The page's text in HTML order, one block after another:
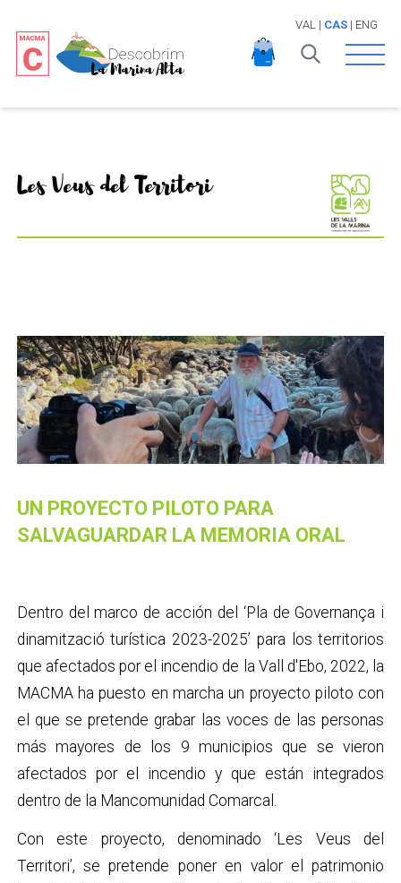
VAL | CAS| ENG
Open
Les Veus del Territori
UN PROYECTO PILOTO PARA
SALVAGUARDAR LA MEMORIA ORAL
Dentro del marco de acción del ‘Pla de Governança i
dinamització turística 2023-2025’ para los territorios
que afectados por el incendio de la Vall d'Ebo, 2022, la
MACMA ha puesto en marcha un proyecto piloto con
el que se pretende grabar las voces de las personas
más mayores de los 9 municipios que se vieron
afectados por el incendio y que están integrados
dentro de la Mancomunidad Comarcal.
Con este proyecto, denominado ‘Les Veus del
Territori’, se pretende poner en valor el patrimonio